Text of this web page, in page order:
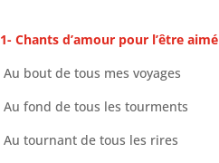
1- Chants d’amour pour l’être aimé
Au bout de tous mes voyages
Au fond de tous les tourments
Au tournant de tous les rires